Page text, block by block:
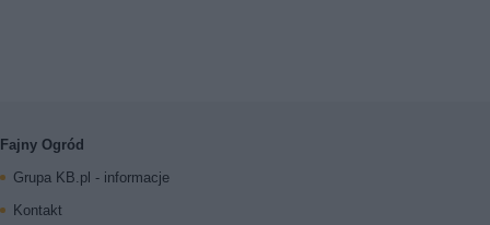
Fajny Ogród
Grupa KB.pl - informacje
Kontakt